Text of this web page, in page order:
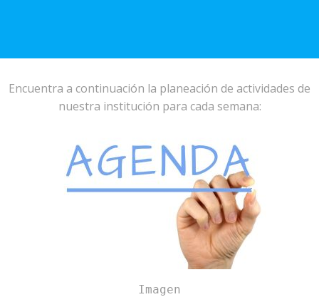
Encuentra a continuación la planeación de actividades de
nuestra institución para cada semana:
Imagen